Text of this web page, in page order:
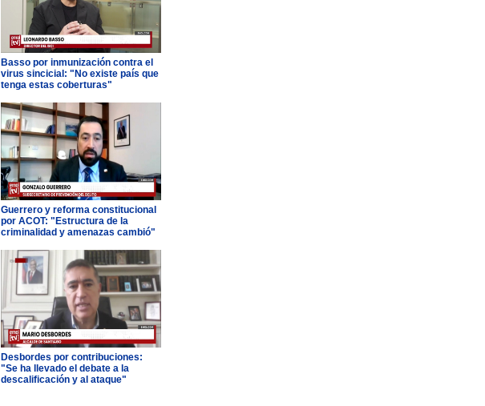
Basso por inmunización contra el
virus sincicial: "No existe país que
tenga estas coberturas"
Guerrero y reforma constitucional
por ACOT: "Estructura de la
criminalidad y amenazas cambió"
Desbordes por contribuciones:
"Se ha llevado el debate a la
descalificación y al ataque"